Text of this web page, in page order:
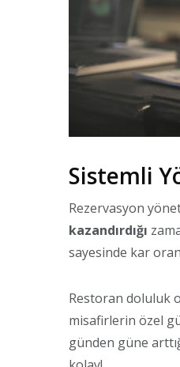
Sistemli
Rezervasyon
kazandırdığı
sayesinde kar
Restoran doluluk
misafirlerin özel
günden güne